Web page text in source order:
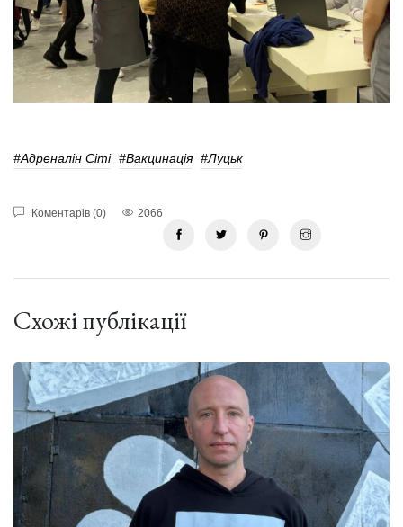
#Адреналін Сіті #Вакцинація #Луцьк
Коментарів (0) 2066
Схожі публікації